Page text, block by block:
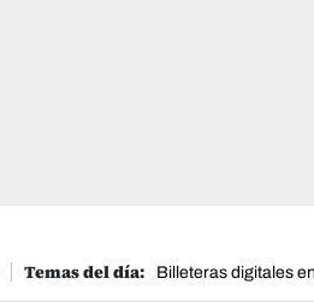
Billeteras digitales